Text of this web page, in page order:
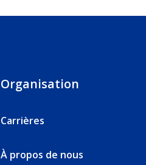
Organisation
Carrières
À propos de nous